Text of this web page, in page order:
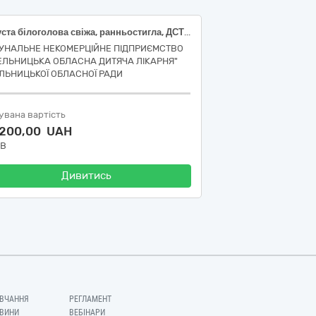
Капуста білоголова свіжа, ранньостигла, ДСТУ 7037; Буряк столовий молодий, з обрізаною зеленню, першого товарного сорту; Морква молода свіжа, з обрізаною зеленню; Огірки свіжі, польові, короткоплідні (до 14см), ДСТУ 3247; Помідори (томати) свіжі, польові, округлі, від 3 см, ДСТУ 3246; Цибуля ріпчаста свіжа, рання, вищого товарного сорту, від 5 см, ДСТУ 3234
НЕКОМЕРЦІЙНЕ ПІДПРИЄМСТВО
ОБЛАСНА ДИТЯЧА ЛІКАРНЯ"
ОБЛАСНОЇ РАДИ
вартість
UAH
Дивитись
РЕГЛАМЕНТ
ВЕБІНАРИ